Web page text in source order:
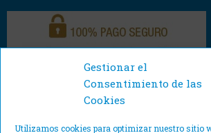
Gestionar el
Consentimiento de las
Cookies
Utilizamos cookies para optimizar nuestro sitio